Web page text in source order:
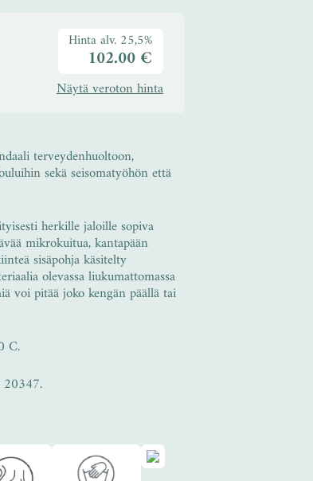
Hinta alv. 25,5%
102.00 €
Näytä veroton hinta
terveydenhuoltoon,
sekä seisomatyöhön että
herkille jaloille sopiva
mikrokuitua, kantapään
sisäpohja käsitelty
olevassa liukumattomassa
voi pitää joko kengän päällä tai
C.
20347.